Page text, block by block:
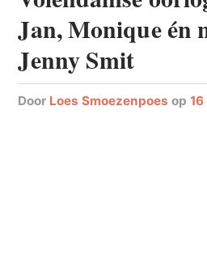
Jan, Monique én
Jenny Smit
door Loes Smoezenpoes op